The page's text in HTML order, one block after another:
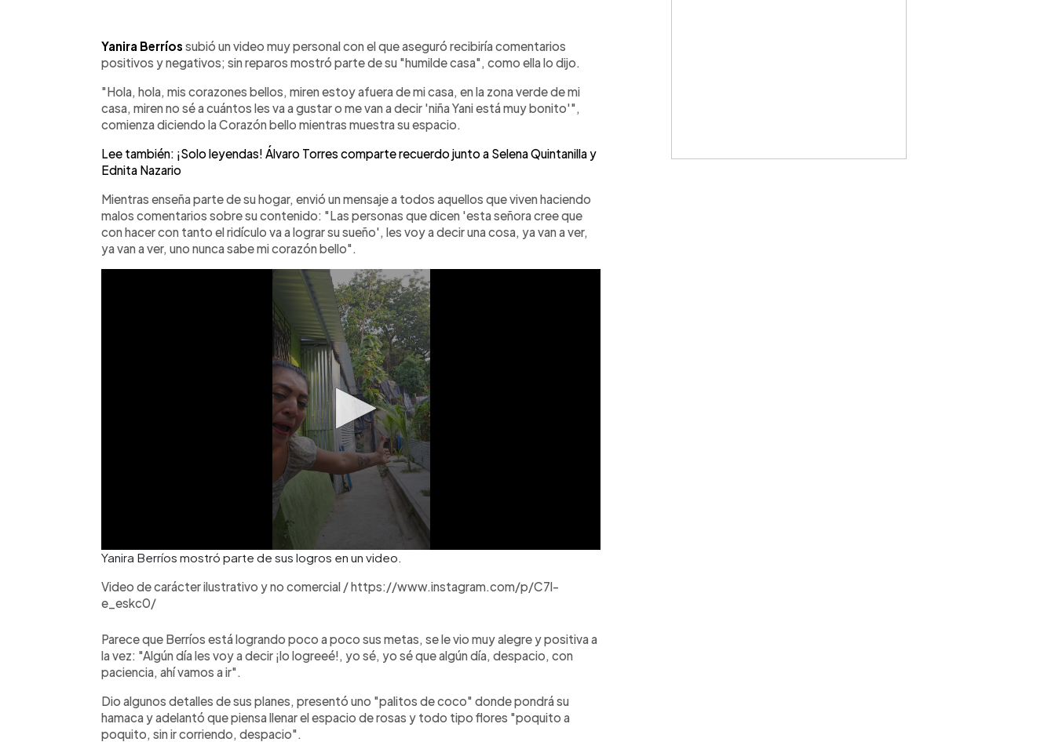
Escuchar artículo
Yanira Berríos subió un video muy personal con el que aseguró recibiría comentarios
positivos y negativos; sin reparos mostró parte de su "humilde casa", como ella lo dijo.
"Hola, hola, mis corazones bellos, miren estoy afuera de mi casa, en la zona verde de mi
casa, miren no sé a cuántos les va a gustar o me van a decir 'niña Yani está muy bonito'",
comienza diciendo la Corazón bello mientras muestra su espacio.
Lee también: ¡Solo leyendas! Álvaro Torres comparte recuerdo junto a Selena Quintanilla y
Ednita Nazario
Mientras enseña parte de su hogar, envió un mensaje a todos aquellos que viven haciendo
malos comentarios sobre su contenido: "Las personas que dicen 'esta señora cree que
con hacer con tanto el ridículo va a lograr su sueño', les voy a decir una cosa, ya van a ver,
ya van a ver, uno nunca sabe mi corazón bello".
Yanira Berríos mostró parte de sus logros en un video.
Video de carácter ilustrativo y no comercial / https://www.instagram.com/p/C7l-
e_eskc0/
Parece que Berríos está logrando poco a poco sus metas, se le vio muy alegre y positiva a
la vez: "Algún día les voy a decir ¡lo logreeé!, yo sé, yo sé que algún día, despacio, con
paciencia, ahí vamos a ir".
Dio algunos detalles de sus planes, presentó uno "palitos de coco" donde pondrá su
hamaca y adelantó que piensa llenar el espacio de rosas y todo tipo flores "poquito a
poquito, sin ir corriendo, despacio".